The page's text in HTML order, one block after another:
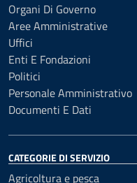
Organi Di Governo
Aree Amministrative
Uffici
Enti E Fondazioni
Politici
Personale Amministrativo
Documenti E Dati
CATEGORIE DI SERVIZIO
Agricoltura e pesca